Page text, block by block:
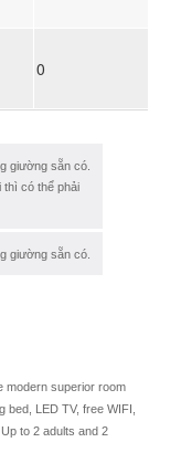
0
giường sẵn có.
thì có thể phải
giường sẵn có.
modern superior room
bed, LED TV, free WIFI,
to 2 adults and 2